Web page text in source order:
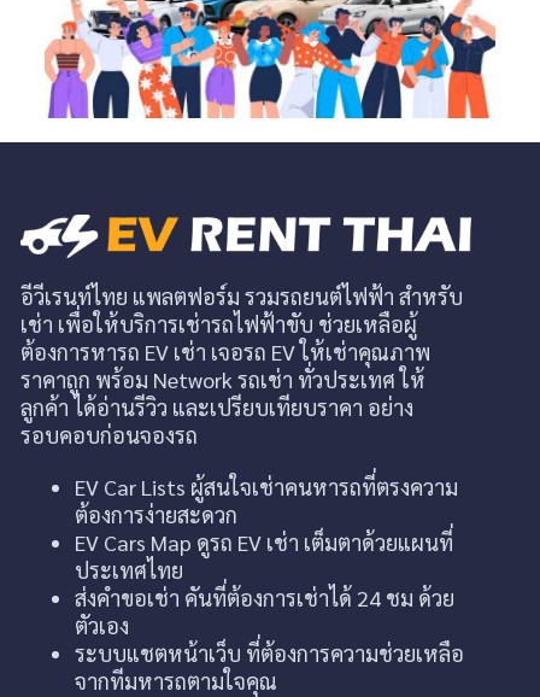
อีวีเรนท์ไทย แพลตฟอร์ม รวมรถยนต์ไฟฟ้า สำหรับ
เช่า เพื่อให้บริการเช่ารถไฟฟ้าขับ ช่วยเหลือผู้
ต้องการหารถ EV เช่า เจอรถ EV ให้เช่าคุณภาพ
ราคาถูก พร้อม Network รถเช่า ทั่วประเทศ ให้
ลูกค้า ได้อ่านรีวิว และเปรียบเทียบราคา อย่าง
รอบคอบก่อนจองรถ
EV Car Lists ผู้สนใจเช่าคนหารถที่ตรงความ
ต้องการง่ายสะดวก
EV Cars Map ดูรถ EV เช่า เต็มตาด้วยแผนที่
ประเทศไทย
ส่งคำขอเช่า คันที่ต้องการเช่าได้ 24 ชม ด้วย
ตัวเอง
ระบบแชตหน้าเว็บ ที่ต้องการความช่วยเหลือ
จากทีมหารถตามใจคุณ